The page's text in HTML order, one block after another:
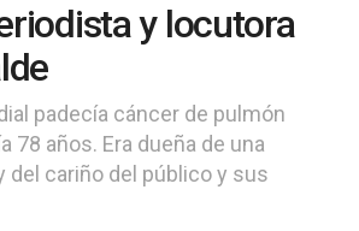
y locutora
padecía cáncer de pulmón
78 años. Era dueña de una
del cariño del público y sus